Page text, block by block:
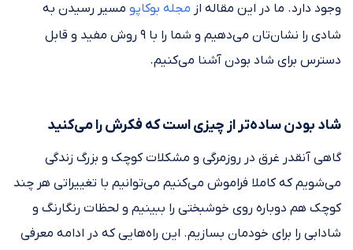
وجود دارد. ما در این مقاله از مجله بوکاپو مسیر رسیدن به
شادی را نشان‌تان می‌دهیم و شما را با ۹ روش مفید و قابل
دسترس برای شاد بودن آشنا می‌کنیم.
شاد بودن ساده‌تر از چیزی است که فکرش را می‌کنید
گاهی آنقدر غرق در روزمرگی و مشکلات کوچک و بزرگ زندگی
می‌شویم که کاملا فراموش می‌کنیم می‌توانیم با تغییراتی هر چند
کوچک هم دوباره روی خوشبختی را ببینیم و لحظات رنگارنگ و
شادابی را برای خودمان بسازیم. این راه‌هایی که در ادامه معرفی